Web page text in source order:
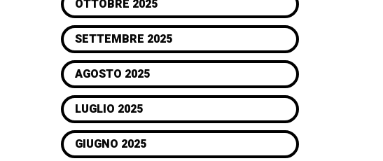
OTTOBRE 2025
SETTEMBRE 2025
AGOSTO 2025
LUGLIO 2025
GIUGNO 2025